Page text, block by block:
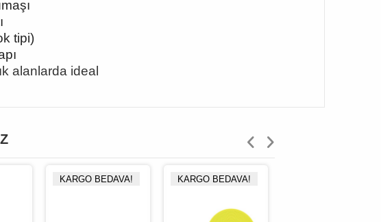
tipi)
alanlarda ideal
KARGO BEDAVA! KARGO BEDAVA!